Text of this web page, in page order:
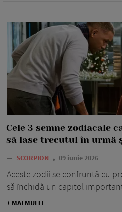
Cele 3 semne zodiacale
să lase trecutul în urmă
— SCORPION 09 iunie 2026
Aceste zodii se confruntă cu
să închidă un capitol
+ MAI MULTE